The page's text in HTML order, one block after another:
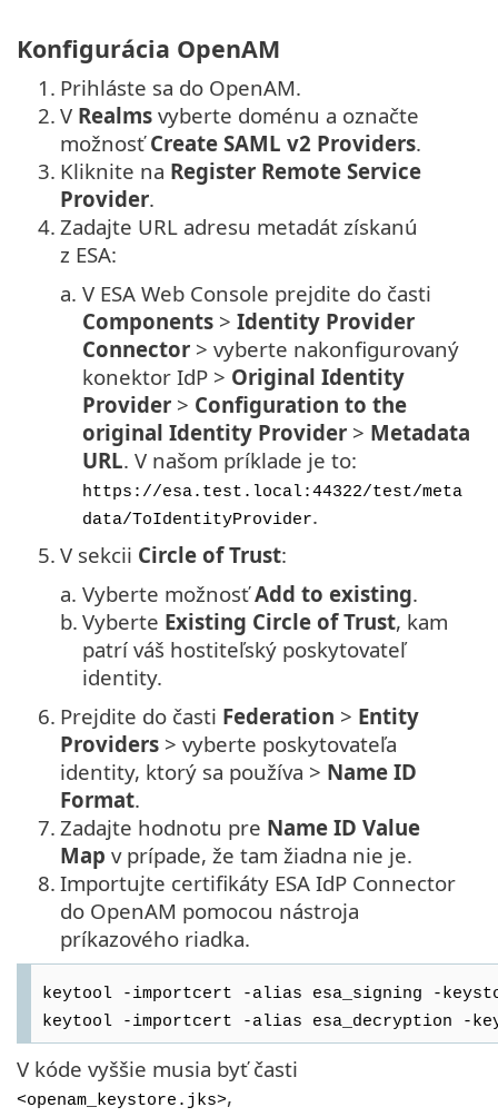
Konfigurácia OpenAM
1. Prihláste sa do OpenAM.
2. V Realms vyberte doménu a označte
možnosťCreate SAML v2 Providers.
3. Kliknite na Register Remote Service
Provider.
4. Zadajte URL adresu metadát získanú
z ESA:
a. V ESA Web Console prejdite do časti
Components > Identity Provider
Connector > vyberte nakonfigurovaný
konektor IdP > Original Identity
Provider > Configuration to the
original Identity Provider > Metadata
URL. V našom príklade je to:
https://esa.test.local:44322/test/meta
data/ToIdentityProvider.
5. V sekcii Circle of Trust:
a. Vyberte možnosťAdd to existing.
b. Vyberte Existing Circle of Trust, kam
patrí váš hostiteľský poskytovateľ
identity.
6. Prejdite do časti Federation > Entity
Providers > vyberte poskytovateľa
identity, ktorý sa používa > Name ID
Format.
7. Zadajte hodnotu pre Name ID Value
Map v prípade, že tam žiadna nie je.
8. Importujte certifikáty ESA IdP Connector
do OpenAM pomocou nástroja
príkazového riadka.
keytool -importcert -alias esa_signing -
keytool -importcert -alias esa_decryption -
V kóde vyššie musia byť časti
<openam_keystore.jks>,